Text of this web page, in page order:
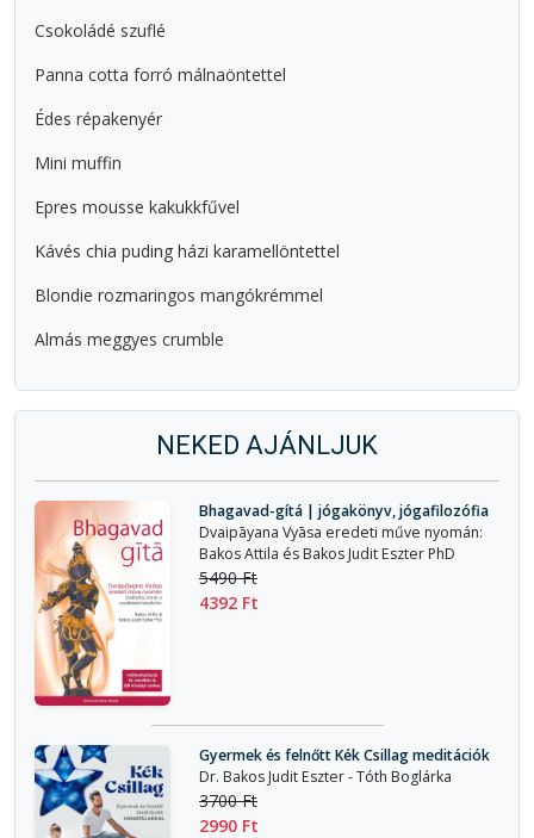
Csokoládé szuflé
Panna cotta forró málnaöntettel
Édes répakenyér
Mini muffin
Epres mousse kakukkfűvel
Kávés chia puding házi karamellöntettel
Blondie rozmaringos mangókrémmel
Almás meggyes crumble
NEKED AJÁNLJUK
Bhagavad-gítá | jógakönyv, jógafilozófia
Dvaipāyana Vyāsa eredeti műve nyomán:
Bakos Attila és Bakos Judit Eszter PhD
5490 Ft
4392 Ft
Gyermek és felnőtt Kék Csillag meditációk
Dr. Bakos Judit Eszter - Tóth Boglárka
3700 Ft
2990 Ft